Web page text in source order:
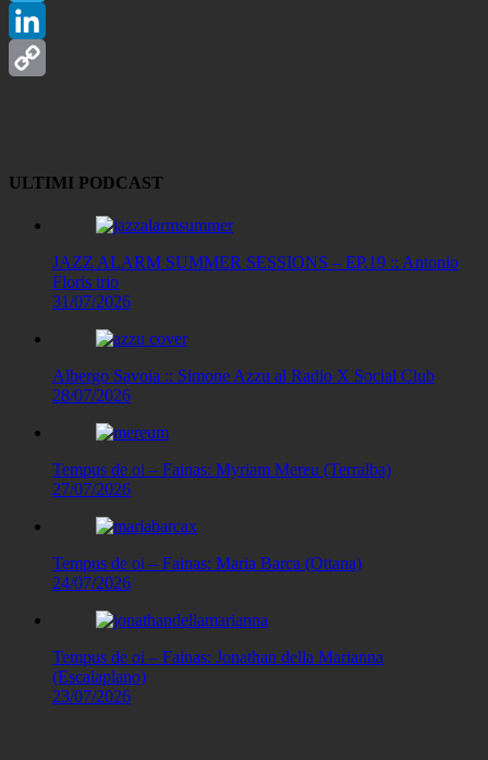
Telegram
LinkedIn
ULTIMI PODCAST
JAZZ ALARM SUMMER SESSIONS – EP.19 :: Antonio
Floris trio
31/07/2026
Albergo Savoia :: Simone Azzu al Radio X Social Club
28/07/2026
Tempus de oi – Fainas: Myriam Mereu (Terralba)
27/07/2026
Tempus de oi – Fainas: Maria Barca (Ottana)
24/07/2026
Tempus de oi – Fainas: Jonathan della Marianna
(Escalaplano)
23/07/2026